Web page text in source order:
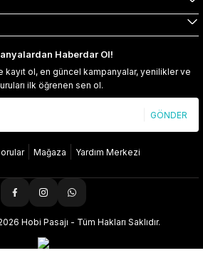
Haberdar Ol!
ol, en güncel kampanyalar, yenilikler ve
ilk öğrenen sen ol.
GÖNDER
Mağaza Yardım Merkezi
Hobi Pasajı - Tüm Hakları Saklıdır.